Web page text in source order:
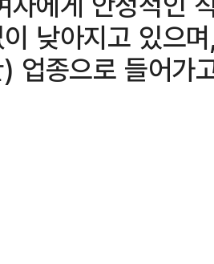
낮아지고 있으
) 업종으로 들어가